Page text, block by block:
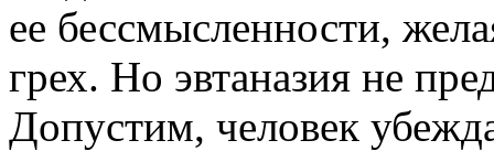
ее бессмысленности,
грех. Но эвтаназия не
Допустим, человек